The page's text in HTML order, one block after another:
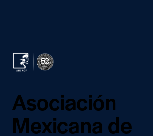
Asociación
Mexicana de